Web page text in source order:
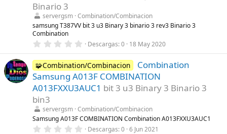
l
l
a
s
Binario 3
servergsm Combination/Combinacion
samsung T387VV bit 3 u3 Binary 3 binario 3 rev3 Binario 3
Combination
0
0
0
e
s
t
r
l
l
a
Descargas 0 18 May 2020
🧩Combination/Combinacion
Combination
Samsung A013F COMBINATION
A013FXXU3AUC1 bit 3 u3 Binary 3 Binario 3
bin3
servergsm Combination/Combinacion
Samsung A013F COMBINATION Combination A013FXXU3AUC1
0 Descargas 0 6 Jun 2021